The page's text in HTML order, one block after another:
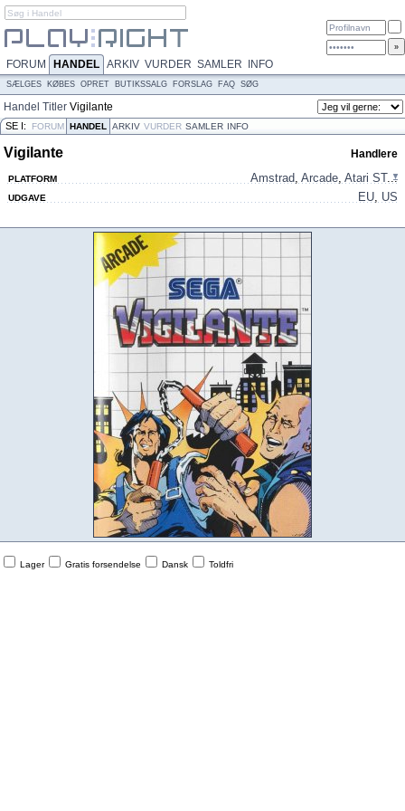
FORUM HANDEL ARKIV VURDER SAMLER INFO
SÆLGES KØBES OPRET BUTIKSSALG FORSLAG FAQ SØG
Handel Titler Vigilante
SE I: FORUM HANDEL ARKIV VURDER SAMLER INFO
Vigilante Handlere
PLATFORM Amstrad, Arcade, Atari ST...
UDGAVE EU, US
Lager Gratis forsendelse Dansk Toldfri